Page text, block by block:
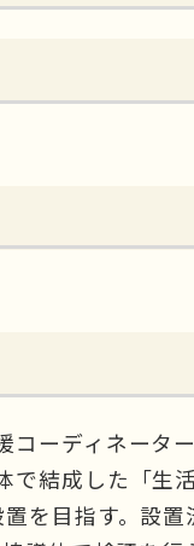
コーディネータ
で結成した「生
を目指す。設